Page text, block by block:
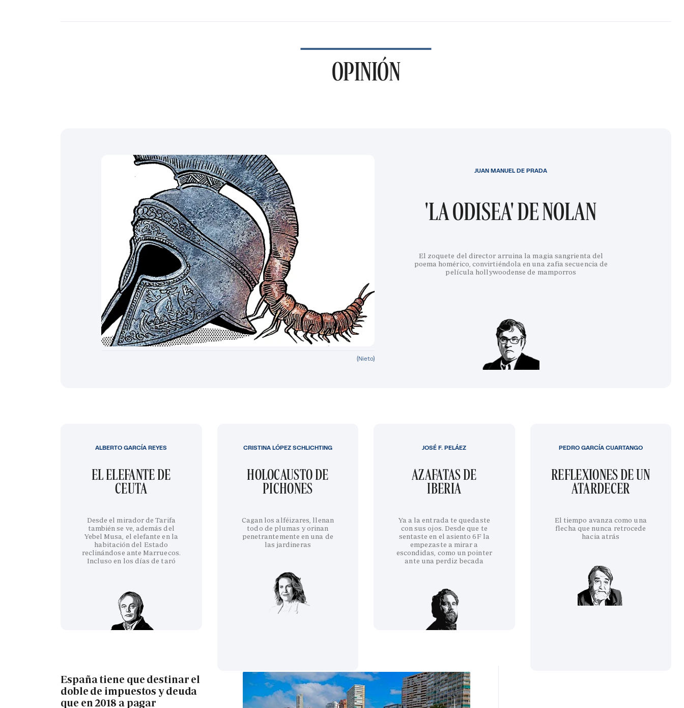
OPINIÓN
(Nieto)
'LA ODISEA' DE NOLAN
El zoquete del director arruina la magia sangrienta del
poema homérico, convirtiéndola en una zafia secuencia de
película hollywoodense de mamporros
JUAN MANUEL DE PRADA
EL ELEFANTE DE
CEUTA
Desde el mirador de Tarifa
también se ve, además del
Yebel Musa, el elefante en la
habitación del Estado
reclinándose ante Marruecos.
Incluso en los días de taró
ALBERTO GARCÍA REYES
HOLOCAUSTO DE
PICHONES
Cagan los alféizares, llenan
todo de plumas y orinan
penetrantemente en una de
las jardineras
CRISTINA LÓPEZ SCHLICHTING
AZAFATAS DE
IBERIA
Ya a la entrada te quedaste
con sus ojos. Desde que te
sentaste en el asiento 6F la
empezaste a mirar a
escondidas, como un pointer
ante una perdiz becada
JOSÉ F. PELÁEZ
REFLEXIONES DE UN
ATARDECER
El tiempo avanza como una
flecha que nunca retrocede
hacia atrás
PEDRO GARCÍA CUARTANGO
España tiene que destinar el
doble de impuestos y deuda
que en 2018 a pagar